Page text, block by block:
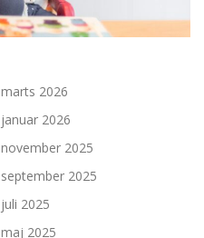
marts 2026
januar 2026
november 2025
september 2025
juli 2025
maj 2025